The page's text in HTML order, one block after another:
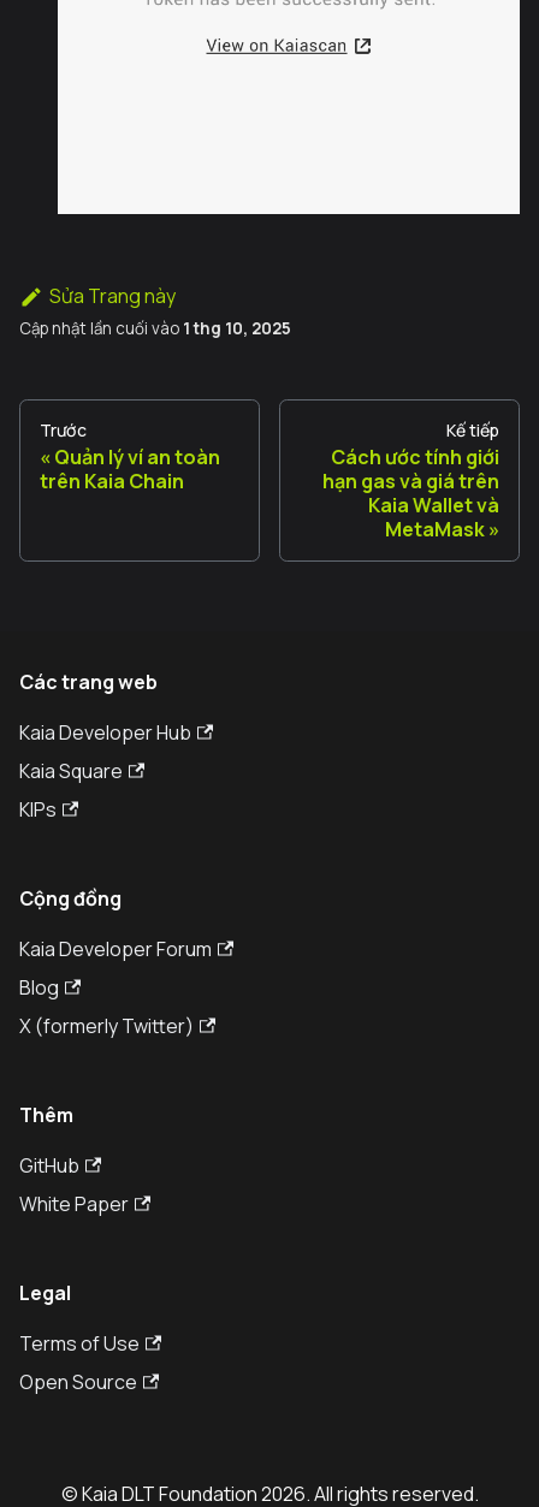
Sửa Trang này
Cập nhật lần cuối vào 1 thg 10, 2025
Trước
Quản lý ví an toàn
trên Kaia Chain
Kế tiếp
Cách ước tính giới
hạn gas và giá trên
Kaia Wallet và
MetaMask
Các trang web
Kaia Developer Hub
Kaia Square
KIPs
Cộng đồng
Kaia Developer Forum
Blog
X (formerly Twitter)
Thêm
GitHub
White Paper
Legal
Terms of Use
Open Source
© Kaia DLT Foundation 2026. All rights reserved.